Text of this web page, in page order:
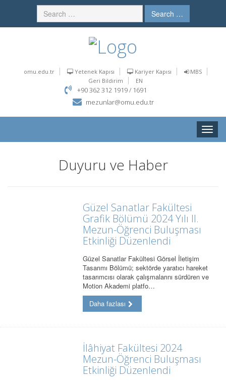
Search …
omu.edu.tr Yetenek Kapısı Kariyer Kapısı
MBS
Geri Bildirim
EN
+90 362 312 1919 / 1691
mezunlar@omu.edu.tr
Toggle
Duyuru ve Haber
Güzel Sanatlar Fakültesi
Grafik Bölümü 2024 Yılı II.
Mezun-Öğrenci Buluşması
Etkinliği Düzenlendi
Güzel Sanatlar Fakültesi Görsel İletişim
Tasarımı Bölümü; sektörde yaratıcı hareket
tasarımcısı olarak çalışmalarını sürdüren ve
Motion Akademi platfo…
Daha fazlası
İlâhiyat Fakültesi 2024
Mezun-Öğrenci Buluşması
Etkinliği Düzenlendi